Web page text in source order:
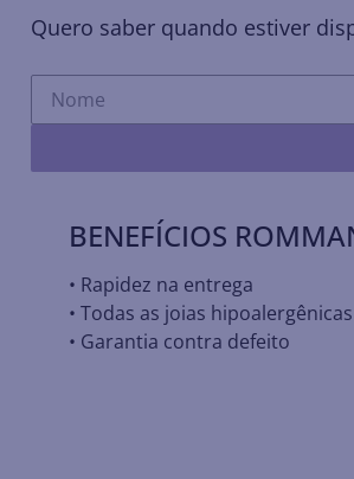
Quero saber quando estiver
BENEFÍCIOS
• Rapidez na entrega
• Todas as joias hipoalergênicas
• Garantia contra defeito